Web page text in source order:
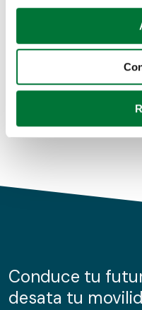
Si lo permite, también
Recopilar
Identificar su
para buscar
Obtenga más
de cookies.
información sobre el uso
nuestros partners de
Coches de segunda
Coches de km0
Conduce tu
desata tu